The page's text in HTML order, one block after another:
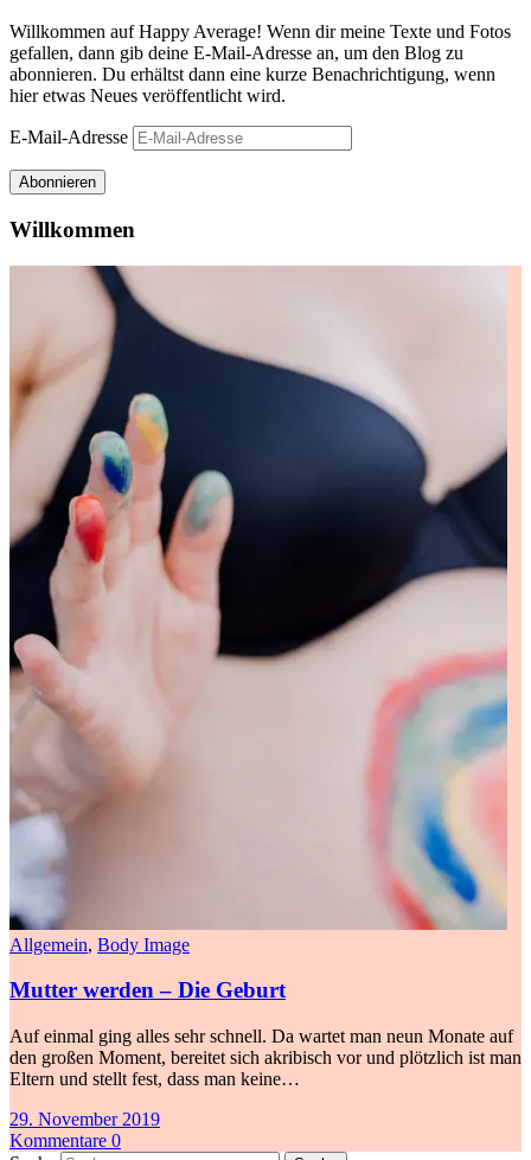
Willkommen auf Happy Average! Wenn dir meine Texte und Fotos
gefallen, dann gib deine E-Mail-Adresse an, um den Blog zu
abonnieren. Du erhältst dann eine kurze Benachrichtigung, wenn
hier etwas Neues veröffentlicht wird.
E-Mail-Adresse
Abonnieren
Willkommen
Allgemein, Body Image
Mutter werden – Die Geburt
Auf einmal ging alles sehr schnell. Da wartet man neun Monate auf
den großen Moment, bereitet sich akribisch vor und plötzlich ist man
Eltern und stellt fest, dass man keine…
29. November 2019
Kommentare 0